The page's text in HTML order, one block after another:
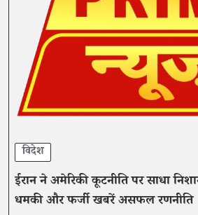
विदेश
ईरान ने अमेरिकी कूटनीति पर साधा
धमकी और फर्जी खबरें असफल रणनीति